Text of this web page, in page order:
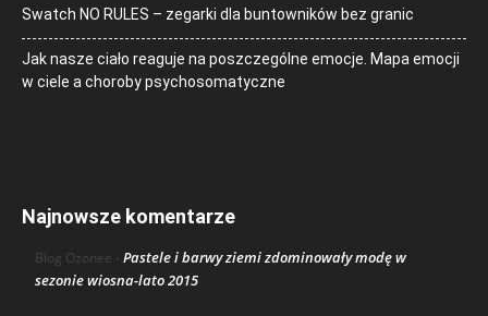
Swatch NO RULES – zegarki dla buntowników bez granic
Jak nasze ciało reaguje na poszczególne emocje. Mapa emocji
w ciele a choroby psychosomatyczne
Najnowsze komentarze
Blog Ozonee - Pastele i barwy ziemi zdominowały modę w
sezonie wiosna-lato 2015